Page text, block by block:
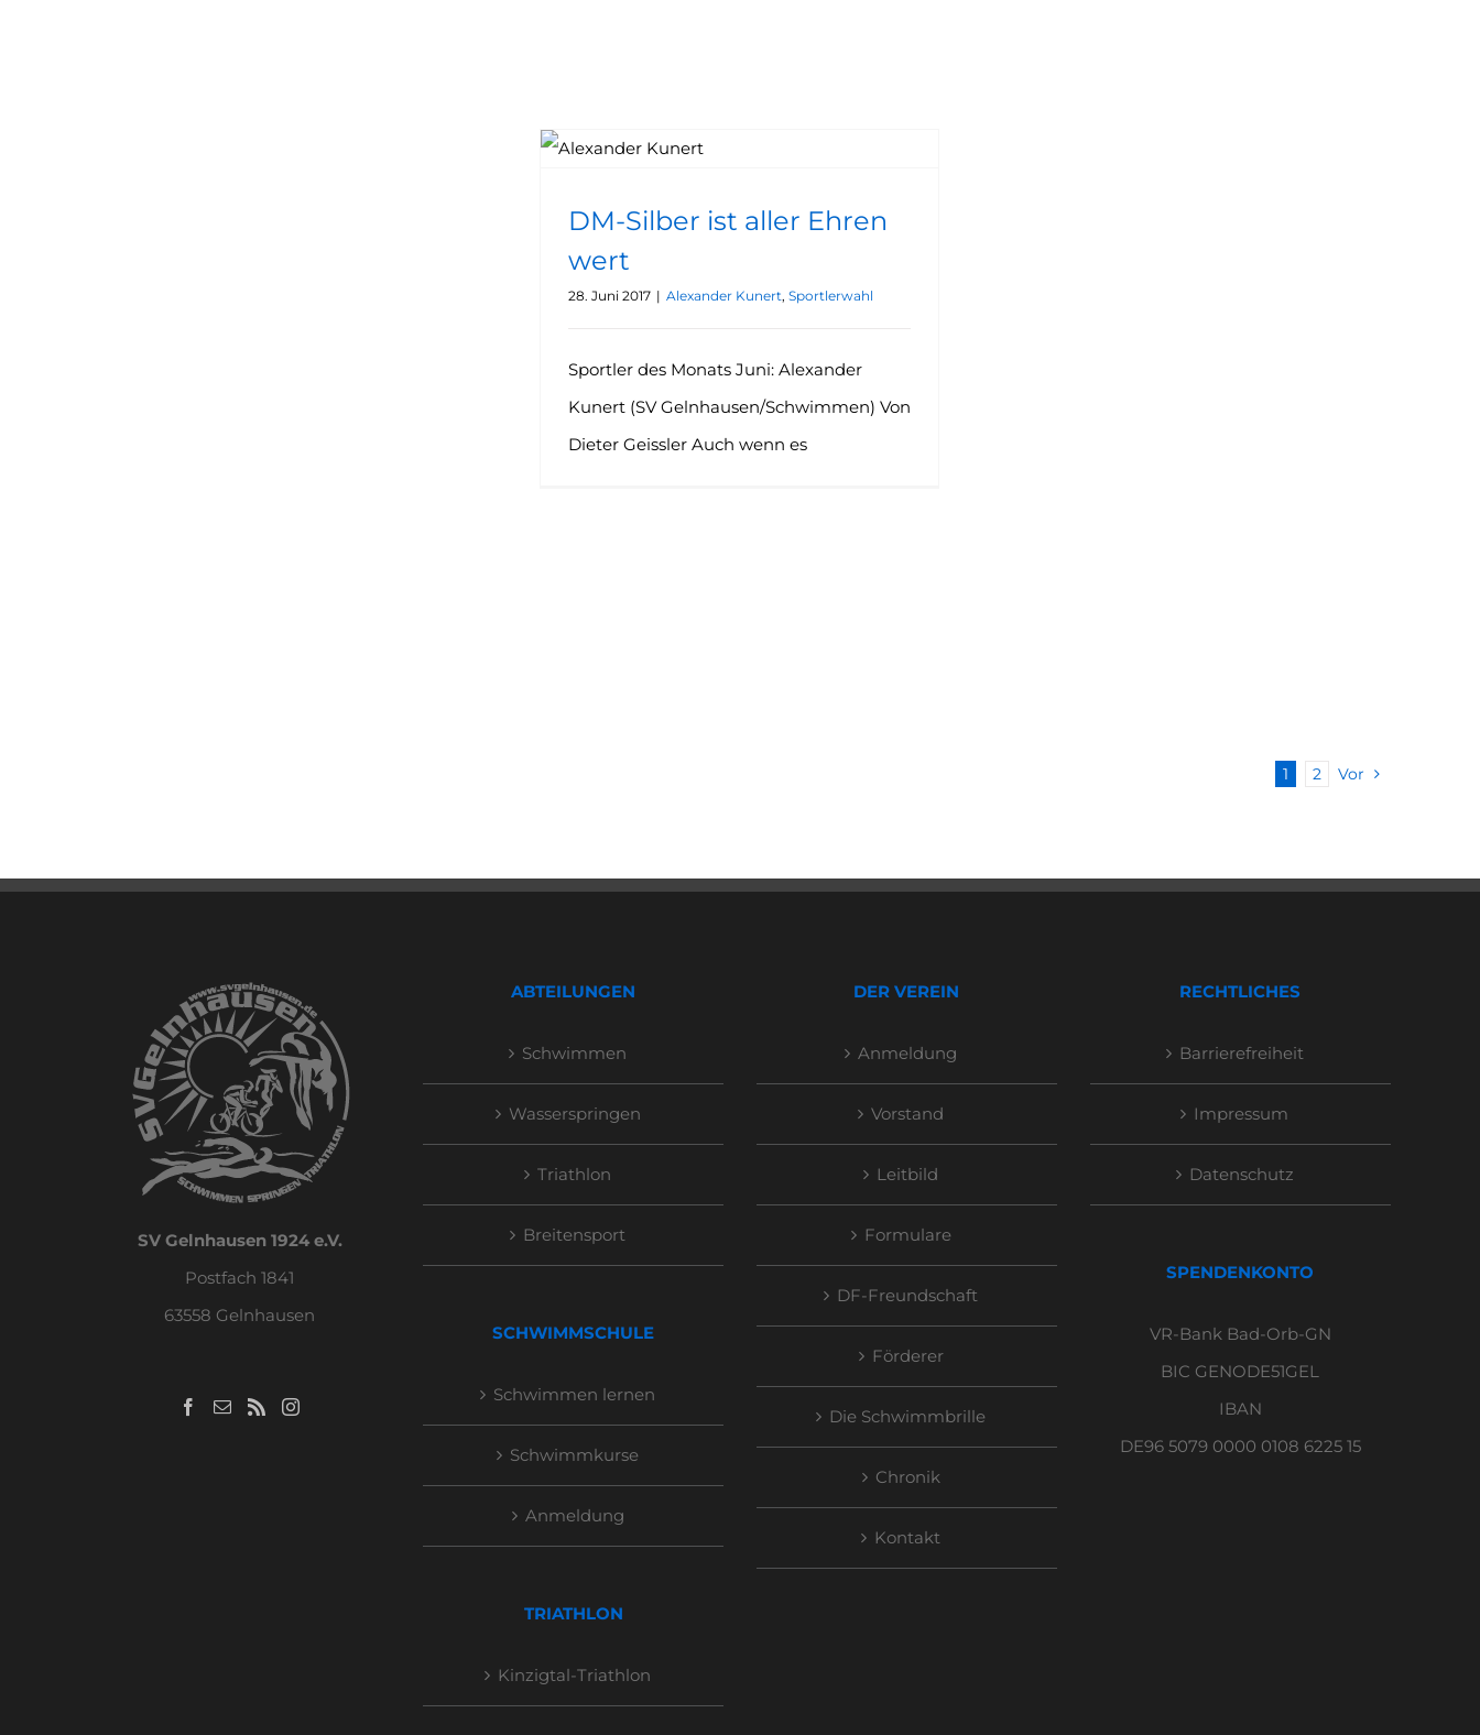
DM-Silber ist aller Ehren
wert
28. Juni 2017 | Alexander Kunert, Sportlerwahl
Sportler des Monats Juni: Alexander
Kunert (SV Gelnhausen/Schwimmen) Von
Dieter Geissler Auch wenn es
1 2 Vor
SV Gelnhausen 1924 e.V.
Postfach 1841
63558 Gelnhausen
ABTEILUNGEN
Schwimmen
Wasserspringen
Triathlon
Breitensport
SCHWIMMSCHULE
Schwimmen lernen
Schwimmkurse
Anmeldung
TRIATHLON
Kinzigtal-Triathlon
DER VEREIN
Anmeldung
Vorstand
Leitbild
Formulare
DF-Freundschaft
Förderer
Die Schwimmbrille
Chronik
Kontakt
RECHTLICHES
Barrierefreiheit
Impressum
Datenschutz
SPENDENKONTO
VR-Bank Bad-Orb-GN
BIC GENODE51GEL
IBAN
DE96 5079 0000 0108 6225 15